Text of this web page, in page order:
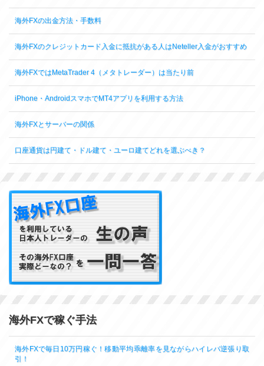
海外FXの出金方法・手数料
海外FXのクレジットカード入金に抵抗がある人はNeteller入金がおすすめ
海外FXではMetaTrader 4（メタトレーダー）は当たり前
iPhone・AndroidスマホでMT4アプリを利用する方法
海外FXとサーバーの関係
口座通貨は円建て・ドル建て・ユーロ建てどれを選ぶべき？
海外FXで稼ぐ手法
海外FXで毎日10万円稼ぐ！移動平均乖離率を見ながらハイレバ逆張り取
引！